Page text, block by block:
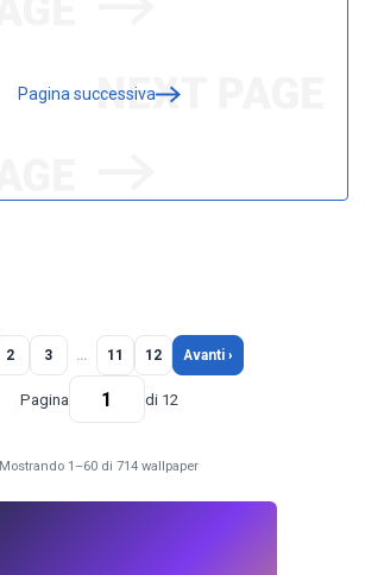
Pagina successiva
2 3 … 11 12 Avanti ›
Pagina di 12
Mostrando 1–60 di 714 wallpaper